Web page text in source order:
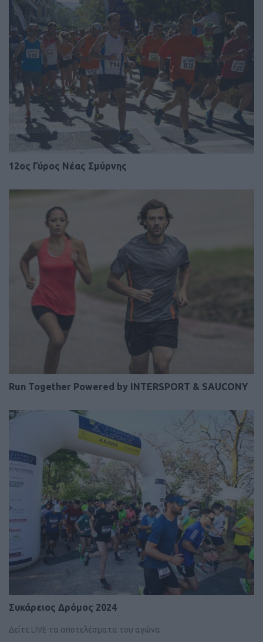
12ος Γύρος Νέας Σμύρνης
Run Together Powered by INTERSPORT & SAUCONY
Συκάρειος Δρόμος 2024
Δείτε LIVE τα αποτελέσματα του αγώνα